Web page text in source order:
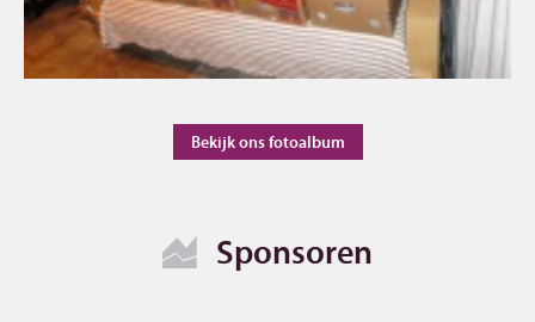
Bekijk ons fotoalbum
Sponsoren